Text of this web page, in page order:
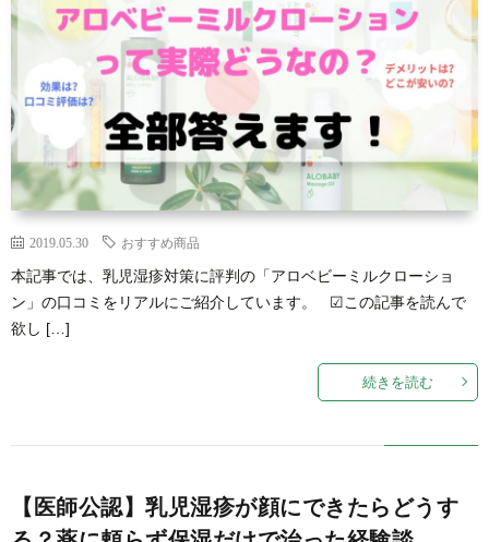
わ
マ
プ
2019.05.30 おすすめ商品
本記事では、乳児湿疹対策に評判の「アロベビーミルクローショ
ン」の口コミをリアルにご紹介しています。 ☑この記事を読んで
欲し […]
続きを読む
【医師公認】乳児湿疹が顔にできたらどうす